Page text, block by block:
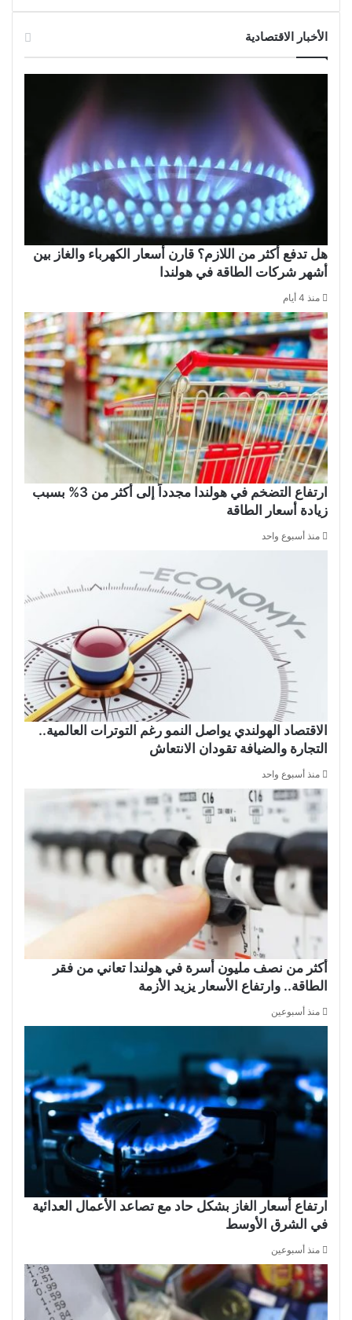
الأخبار الاقتصادية
هل تدفع أكثر من اللازم؟ قارن أسعار الكهرباء والغاز بين
أشهر شركات الطاقة في هولندا
منذ 4 أيام
ارتفاع التضخم في هولندا مجدداً إلى أكثر من 3% بسبب
زيادة أسعار الطاقة
منذ أسبوع واحد
الاقتصاد الهولندي يواصل النمو رغم التوترات العالمية..
التجارة والضيافة تقودان الانتعاش
منذ أسبوع واحد
أكثر من نصف مليون أسرة في هولندا تعاني من فقر
الطاقة.. وارتفاع الأسعار يزيد الأزمة
منذ أسبوعين
ارتفاع أسعار الغاز بشكل حاد مع تصاعد الأعمال العدائية
في الشرق الأوسط
منذ أسبوعين